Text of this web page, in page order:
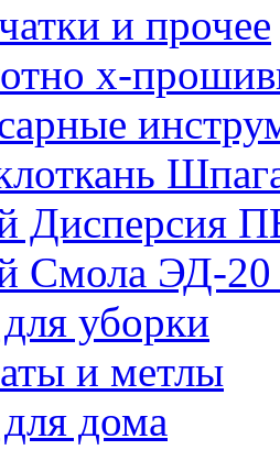
и прочее
х-
Дисперсия
Смола ЭД-20
уборки
и метлы
дома